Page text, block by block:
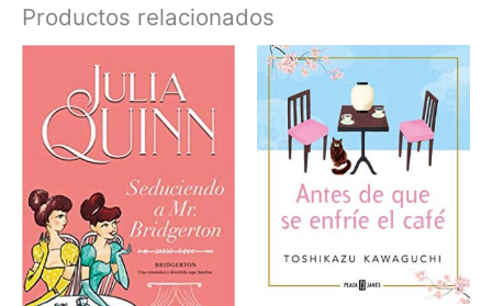
Productos relacionados